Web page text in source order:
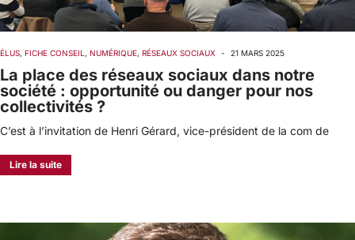
ÉLUS, FICHE CONSEIL , NUMÉRIQUE, RÉSEAUX SOCIAUX - 21 MARS 2025
La place des réseaux sociaux dans notre
société : opportunité ou danger pour nos
collectivités ?
C’est à l’invitation de Henri Gérard, vice-président de la com de
Lire la suite